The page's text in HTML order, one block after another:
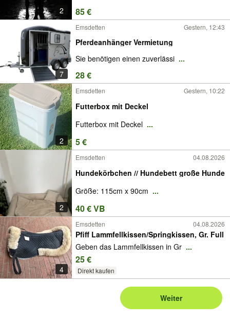
2 85 €
7
Emsdetten Gestern, 12:43
Pferdeanhänger Vermietung
Sie benötigen einen zuverlässi ...
28 €
2
Emsdetten Gestern, 10:22
Futterbox mit Deckel
Futterbox mit Deckel ...
5 €
2
Emsdetten 04.08.2026
Hundekörbchen // Hundebett große Hunde
Größe: 115cm x 90cm ...
40 € VB
4
Emsdetten 04.08.2026
Pfiff Lammfellkissen/Springkissen, Gr. Full
Geben das Lammfellkissen in Gr ...
25 €
Direkt kaufen
Weiter